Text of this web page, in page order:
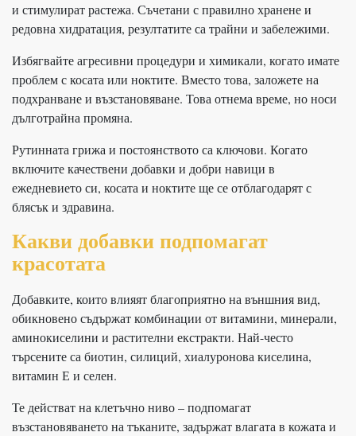
и стимулират растежа. Съчетани с правилно хранене и
редовна хидратация, резултатите са трайни и забележими.
Избягвайте агресивни процедури и химикали, когато имате
проблем с косата или ноктите. Вместо това, заложете на
подхранване и възстановяване. Това отнема време, но носи
дълготрайна промяна.
Рутинната грижа и постоянството са ключови. Когато
включите качествени добавки и добри навици в
ежедневието си, косата и ноктите ще се отблагодарят с
блясък и здравина.
Какви добавки подпомагат
красотата
Добавките, които влияят благоприятно на външния вид,
обикновено съдържат комбинации от витамини, минерали,
аминокиселини и растителни екстракти. Най-често
търсените са биотин, силиций, хиалуронова киселина,
витамин Е и селен.
Те действат на клетъчно ниво – подпомагат
възстановяването на тъканите, задържат влагата в кожата и